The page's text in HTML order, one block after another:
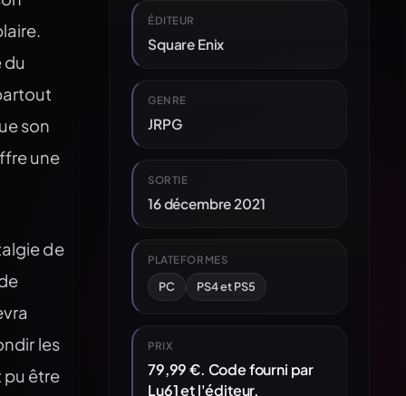
du
son
une
de
les
pu être
ÉDITEUR
Square Enix
GENRE
JRPG
SORTIE
16 décembre 2021
PLATEFORMES
PC PS4 et PS5
PRIX
79,99 €. Code fourni par
Lu61 et l'éditeur.